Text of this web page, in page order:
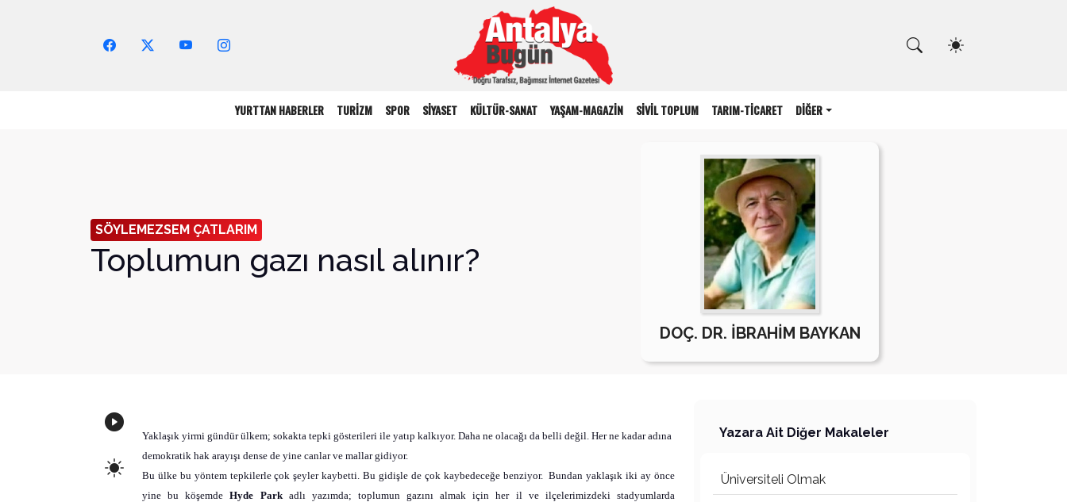
YURTTAN HABERLER TURİZM SPOR SİYASET KÜLTÜR-SANAT YAŞAM-MAGAZİN SİVİL TOPLUM TARIM-TİCARET DİĞER
SÖYLEMEZSEM ÇATLARIM
Toplumun gazı nasıl alınır?
DOÇ. DR. İBRAHİM BAYKAN
Yaklaşık yirmi gündür ülkem; sokakta tepki gösterileri ile yatıp kalkıyor. Daha ne olacağı da belli değil. Her ne kadar adına
demokratik hak arayışı dense de yine canlar ve mallar gidiyor.
Bu ülke bu yöntem tepkilerle çok şeyler kaybetti. Bu gidişle de çok kaybedeceğe benziyor. Bundan yaklaşık iki ay önce
yine bu köşemdeHyde Parkadlı yazımda; toplumun gazını almak için her il ve ilçelerimizdeki stadyumlarda
Yazara Ait Diğer Makaleler
Üniversiteli Olmak
Arama Yap!